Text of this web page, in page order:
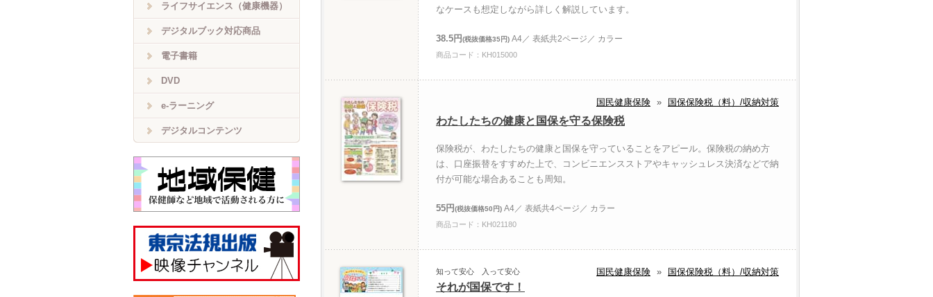
なケースも想定しながら詳しく解説しています。
38.5円(税抜価格35円) A4／ 表紙共2ページ／ カラー
商品コード：KH015000
国民健康保険 » 国保保険税（料）/収納対策
わたしたちの健康と国保を守る保険税
保険税が、わたしたちの健康と国保を守っていることをアピール。保険税の納め方
は、口座振替をすすめた上で、コンビニエンスストアやキャッシュレス決済などで納
付が可能な場合あることも周知。
55円(税抜価格50円) A4／ 表紙共4ページ／ カラー
商品コード：KH021180
国民健康保険 » 国保保険税（料）/収納対策
知って安心 入って安心
それが国保です！
ライフサイエンス（健康機器）
デジタルブック対応商品
電子書籍
DVD
e-ラーニング
デジタルコンテンツ